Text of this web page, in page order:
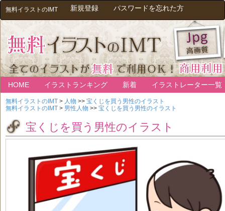
無料イラストのIMT 新規登録 パスワードを忘れた方
HOME イラストランキング 新着 イラストレーター一覧
無料イラストのIMT > 人物 >> 宝くじを買う男性のイラスト
無料イラストのIMT > 男性人物 >> 宝くじを買う男性のイラスト
宝くじを買う男性のイラスト